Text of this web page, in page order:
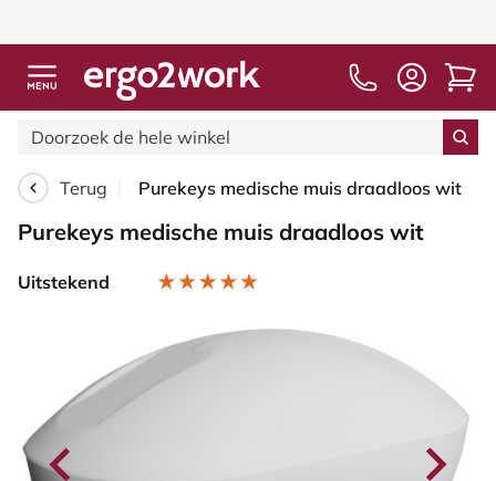
Terug Purekeys medische muis draadloos wit
Purekeys medische muis draadloos wit
Uitstekend